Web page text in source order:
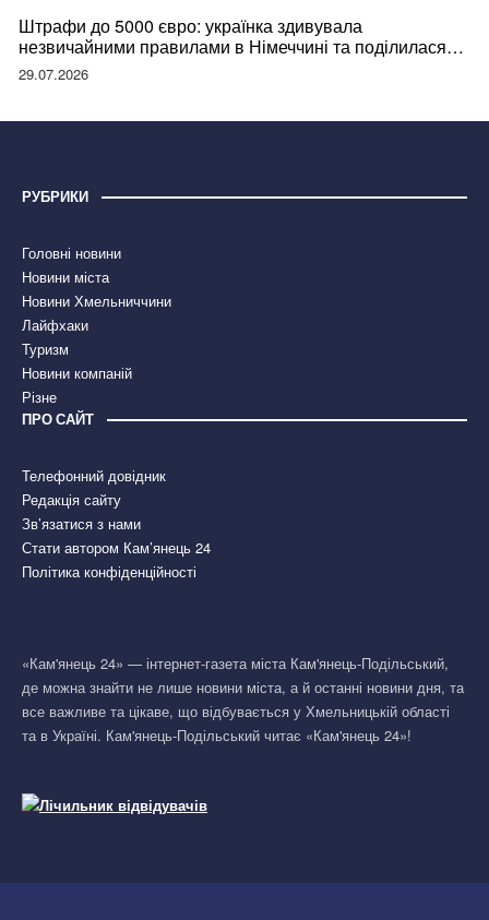
Штрафи до 5000 євро: українка здивувала
незвичайними правилами в Німеччині та поділилася
правдою
29.07.2026
РУБРИКИ
Головні новини
Новини міста
Новини Хмельниччини
Лайфхаки
Туризм
Новини компаній
Різне
ПРО САЙТ
Телефонний довідник
Редакція сайту
Зв’язатися з нами
Стати автором Кам’янець 24
Політика конфіденційності
«Кам'янець 24» — інтернет-газета міста Кам'янець-Подільський,
де можна знайти не лише новини міста, а й останні новини дня, та
все важливе та цікаве, що відбувається у Хмельницькій області
та в Україні. Кам'янець-Подільський читає «Кам'янець 24»!